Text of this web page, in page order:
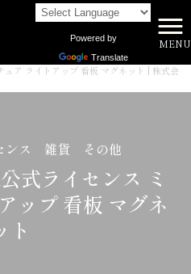
Powered by
Translate
MENU
商品一覧
>
ア ライトアップ 看板 マグネット | 株式会
ンス 雑貨 その他
式ライセンス ミ
ップ 看板 マグネ
ト